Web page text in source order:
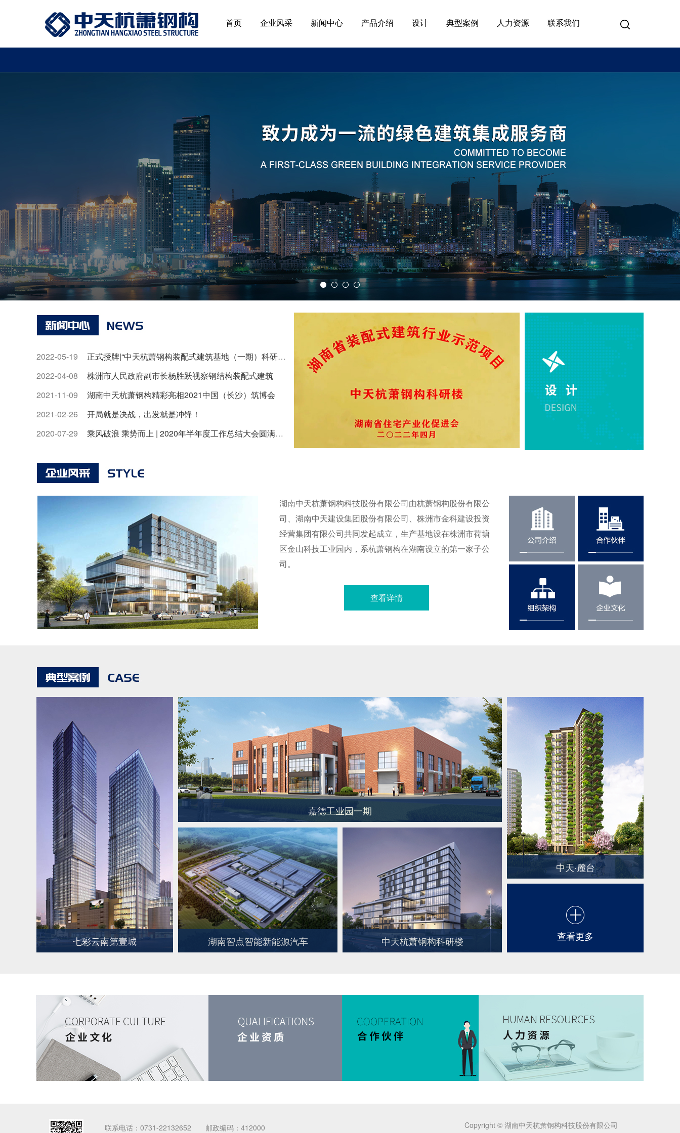
首页 企业风采 新闻中心 产品介绍 设计 典型案例 人力资源 联系我们
2022-05-19
正式授牌|“中天杭萧钢构装配式建筑基地（一期）科研楼工程”荣获“2022年湖南省装配式建筑行业示范项目”
2022-04-08
株洲市人民政府副市长杨胜跃视察钢结构装配式建筑
2021-11-09
湖南中天杭萧钢构精彩亮相2021中国（长沙）筑博会
2021-02-26
开局就是决战，出发就是冲锋！
2020-07-29
乘风破浪 乘势而上 | 2020年半年度工作总结大会圆满召开！
湖南中天杭萧钢构科技股份有限公司由杭萧钢构股份有限公
司、湖南中天建设集团股份有限公司、株洲市金科建设投资
经营集团有限公司共同发起成立，生产基地设在株洲市荷塘
区金山科技工业园内，系杭萧钢构在湖南设立的第一家子公
司。
查看详情
七彩云南第壹城
嘉德工业园一期
湖南智点智能新能源汽车 中天杭萧钢构科研楼
中天·麓台
查看更多
联系电话：0731-22132652 邮政编码：412000
Copyright © 湖南中天杭萧钢构科技股份有限公司